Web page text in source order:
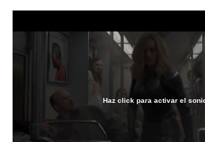
Loaded:
Haz click para activar el